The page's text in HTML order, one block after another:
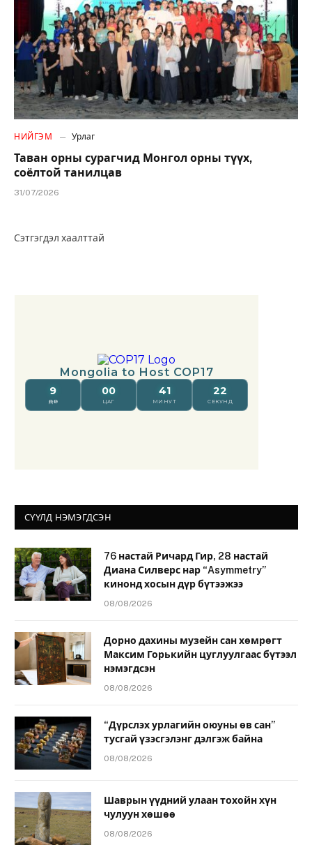
НИЙГЭМ Урлаг
Таван орны сурагчид Монгол орны түүх,
соёлтой танилцав
31/07/2026
Сэтгэгдэл хаалттай
СҮҮЛД НЭМЭГДСЭН
76 настай Ричард Гир, 28 настай
Диана Силверс нар “Asymmetry”
кинонд хосын дүр бүтээжээ
08/08/2026
Дорно дахины музейн сан хөмрөгт
Максим Горькийн цуглуулгаас бүтээл
нэмэгдсэн
08/08/2026
“Дүрслэх урлагийн оюуны өв сан”
тусгай үзэсгэлэнг дэлгэж байна
08/08/2026
Шаврын үүдний улаан тохойн хүн
чулуун хөшөө
08/08/2026